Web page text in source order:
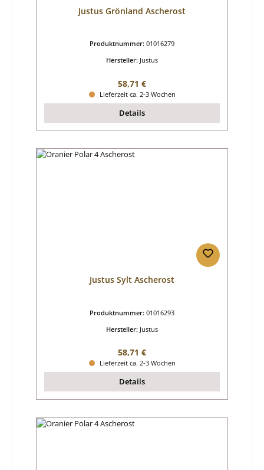
Justus Grönland Ascherost
Produktnummer: 01016279
Hersteller: Justus
Regulärer Preis:
58,71 €
Lieferzeit ca. 2-3 Wochen
Details
Justus Sylt Ascherost
Produktnummer: 01016293
Hersteller: Justus
Regulärer Preis:
58,71 €
Lieferzeit ca. 2-3 Wochen
Details